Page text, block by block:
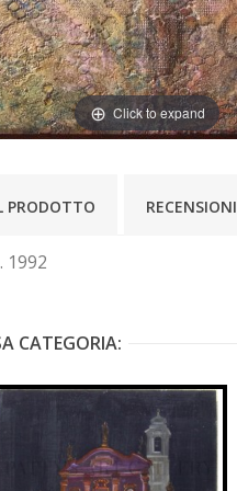
Click to expand
PRODOTTO RECENSIONI
1992
CATEGORIA: